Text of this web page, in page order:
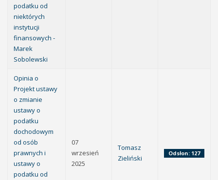
podatku od
niektórych
instytucji
finansowych -
Marek
Sobolewski
Opinia o
Projekt ustawy
o zmianie
ustawy o
podatku
dochodowym
od osób
prawnych i
ustawy o
podatku od
07
wrzesień
2025
Tomasz
Zieliński
Odsłon: 127